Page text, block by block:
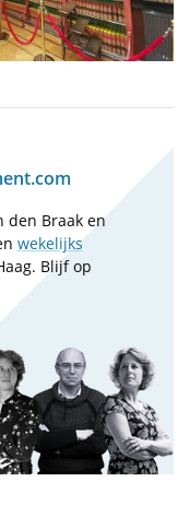
den Braak en
wekelijks
Blijf op